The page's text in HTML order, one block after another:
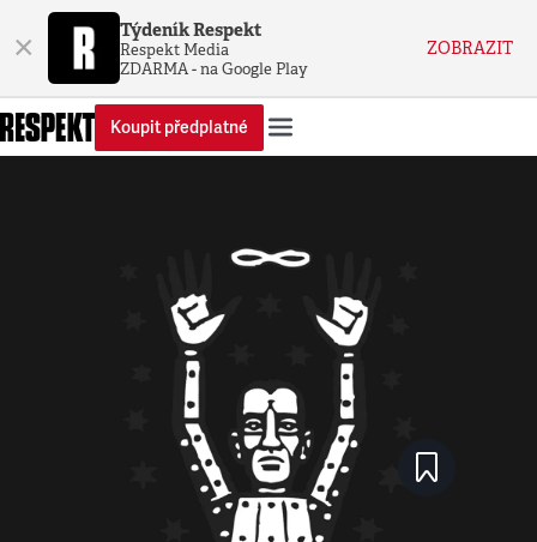
× Týdeník Respekt
Respekt Media
ZDARMA - na Google Play
ZOBRAZIT
Koupit předplatné